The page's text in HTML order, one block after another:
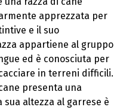
apprezzata per
e il suo
appartiene al gruppo
ed è conosciuta per
in terreni difficili.
presenta una
altezza al garrese è